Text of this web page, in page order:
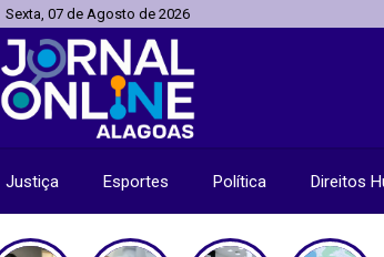
Sexta, 07 de Agosto de 2026
Justiça Esportes Política Direitos